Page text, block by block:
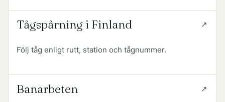
Tågspårning i Finland
Följ tåg enligt rutt, station och tågnummer.
Banarbeten